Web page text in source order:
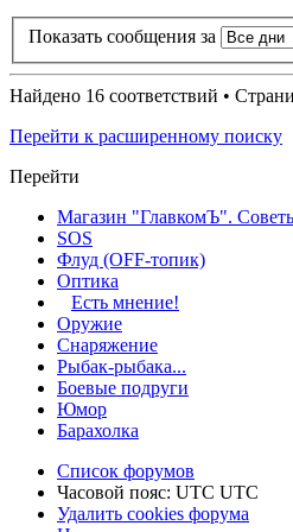
Показать сообщения за
Найдено 16 соответствий •
Перейти к расширенному поиску
Перейти
Магазин "ГлавкомЪ".
SOS
Флуд (OFF-топик)
Оптика
Есть мнение!
Оружие
Снаряжение
Рыбак-рыбака...
Боевые подруги
Юмор
Барахолка
Список форумов
Часовой пояс: UTC UTC
Удалить cookies форума